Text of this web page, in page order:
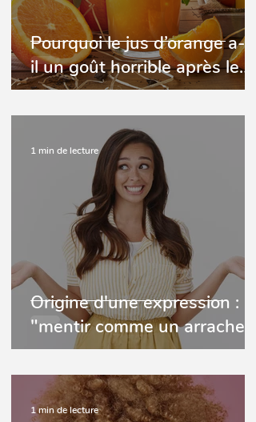
Pourquoi le jus d’orange a-t-
il un goût horrible après le
brossage de dents ?
Origine d'une expression :
"mentir comme un arracheur
de dents"
1 min de lecture
1 min de lecture